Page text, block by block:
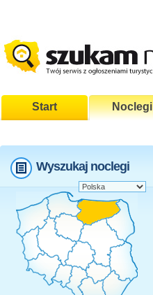
Start Noclegi
Wyszukaj noclegi